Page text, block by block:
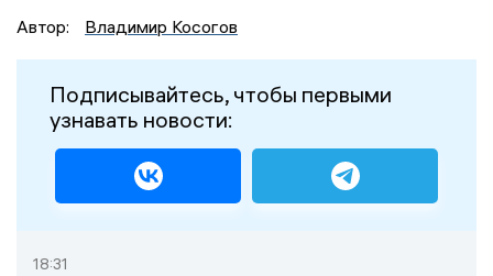
Автор:
Владимир Косогов
Подписывайтесь, чтобы первыми
узнавать новости:
18:31